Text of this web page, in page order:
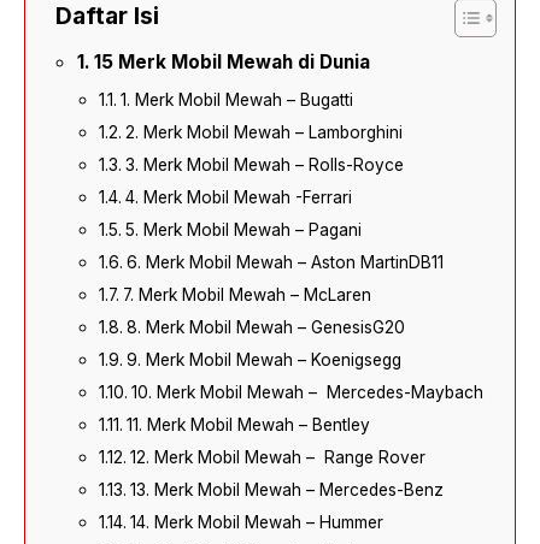
Daftar Isi
15 Merk Mobil Mewah di Dunia
1. Merk Mobil Mewah – Bugatti
2. Merk Mobil Mewah – Lamborghini
3. Merk Mobil Mewah – Rolls-Royce
4. Merk Mobil Mewah -Ferrari
5. Merk Mobil Mewah – Pagani
6. Merk Mobil Mewah – Aston MartinDB11
7. Merk Mobil Mewah – McLaren
8. Merk Mobil Mewah – GenesisG20
9. Merk Mobil Mewah – Koenigsegg
10. Merk Mobil Mewah – Mercedes-Maybach
11. Merk Mobil Mewah – Bentley
12. Merk Mobil Mewah – Range Rover
13. Merk Mobil Mewah – Mercedes-Benz
14. Merk Mobil Mewah – Hummer